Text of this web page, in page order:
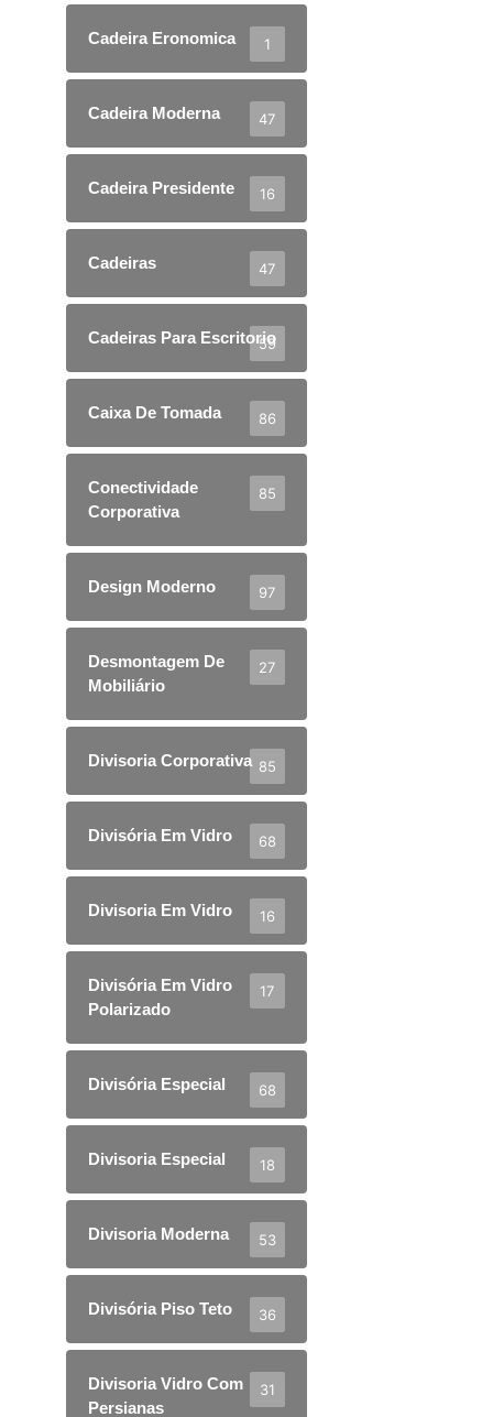
Cadeira Eronomica 1
Cadeira Moderna 47
Cadeira Presidente 16
Cadeiras 47
Cadeiras Para Escritorio
59
Caixa De Tomada 86
Conectividade
Corporativa
85
Design Moderno 97
Desmontagem De
Mobiliário
27
Divisoria Corporativa 85
Divisória Em Vidro 68
Divisoria Em Vidro 16
Divisória Em Vidro
Polarizado
17
Divisória Especial 68
Divisoria Especial 18
Divisoria Moderna 53
Divisória Piso Teto 36
Divisoria Vidro Com
Persianas
31